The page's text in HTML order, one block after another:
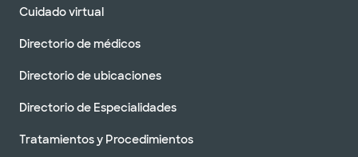
Cuidado virtual
Directorio de médicos
Directorio de ubicaciones
Directorio de Especialidades
Tratamientos y Procedimientos